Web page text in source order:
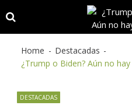
to
navigation
to
content
Home
Destacadas
¿Trump o Biden? Aún no
DESTACADAS